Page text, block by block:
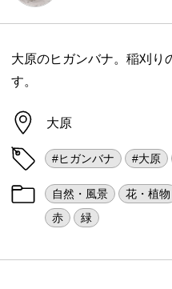
大原のヒガンバナ。稲刈り
す。
大原
#ヒガンバナ #大原
自然・風景 花・植物
赤
緑